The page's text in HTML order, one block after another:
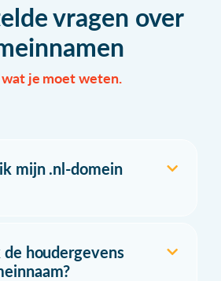
vragen over
je moet weten.
mijn .nl-domein
houdergevens